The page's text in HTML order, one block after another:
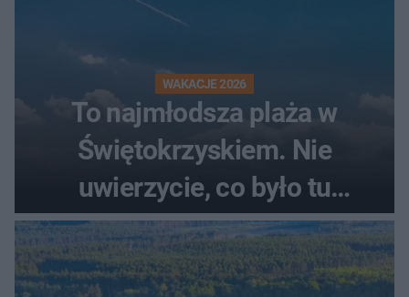
WAKACJE 2026
To najmłodsza plaża w
Świętokrzyskiem. Nie
uwierzycie, co było tu
wcześniej